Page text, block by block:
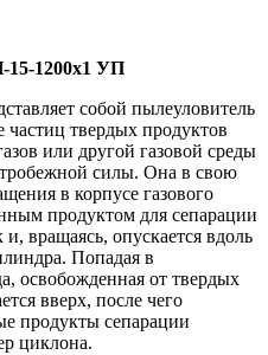
1200х1 УП
собой пылеуловитель
твердых продуктов
или другой газовой среды
силы. Она в свою
в корпусе газового
продуктом для сепарации
вращаясь, опускается вдоль
Попадая в
освобожденная от твердых
вверх, после чего
продукты сепарации
циклона.